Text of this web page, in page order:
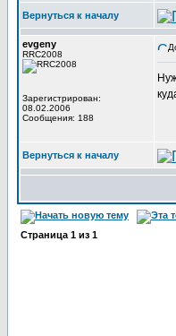
Вернуться к началу
evgeny
RRC2008
Зарегистрирован:
08.02.2006
Сообщения: 188
Вернуться к началу
Страница 1 из 1